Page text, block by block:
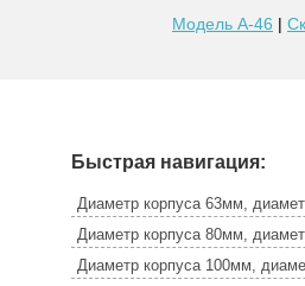
Модель A-46 |
Быстрая навигация:
Диаметр корпуса 63мм,
Диаметр корпуса 80мм,
Диаметр корпуса 100мм,